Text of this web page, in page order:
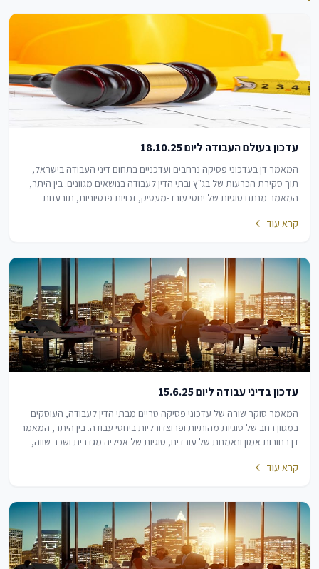
עדכון בעולם העבודה ליום 18.10.25
המאמר דן בעדכוני פסיקה נרחבים ועדכניים בתחום דיני העבודה בישראל,
תוך סקירת הכרעות של בג"ץ ובתי הדין לעבודה בנושאים מגוונים. בין היתר,
המאמר מנתח סוגיות של יחסי עובד-מעסיק, זכויות פנסיוניות, תובענות
קרא עוד
עדכון בדיני עבודה ליום 15.6.25
המאמר סוקר שורה של עדכוני פסיקה טריים מבתי הדין לעבודה, העוסקים
במגוון רחב של סוגיות מהותיות ופרוצדורליות ביחסי עבודה. בין היתר, המאמר
דן בחובות אמון ונאמנות של עובדים, סוגיות של אפליה מגדרית ושכר שווה,
קרא עוד